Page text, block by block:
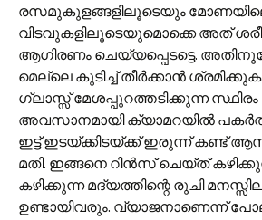
രസമുകുളങ്ങളിലൂടെയും
വിടവുകളിലൂടെയുമൊക്കെ അത്
ആഗിരണം ചെയ്യപ്പെടട്ടെ.
മെല്ലെ കുടിച്ച് തീർക്കാൻ ശ്രമിക്കുക.
ഗ്ലാസ്സ് മേശപ്പുറത്തടിക്കുന്ന
അവസാനമായി ക്യാമറയിൽ
ഇട്ട് ഇടയ്ക്കിടയ്ക്ക് ഇരുന്ന് കണ്ട്
മതി. ഇങ്ങനെ റിൻസ് ചെയ്ത്
കഴിക്കുന്ന മദ്യത്തിന്റെ രുചി
ഉണ്ടായിവരും. വ്യാജനാണെന്ന്